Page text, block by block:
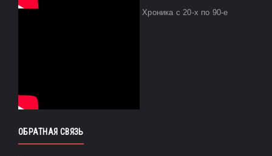
Хроника с 20-х по 90-е
ОБРАТНАЯ СВЯЗЬ